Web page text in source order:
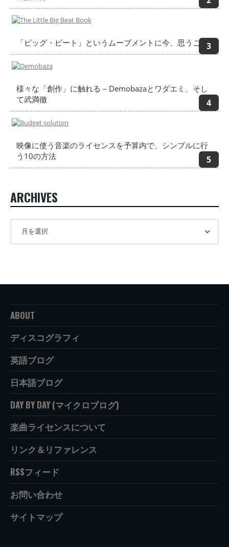
「ビッグ・ビート」というムーブメントに今、思うこと
様々な「創作」に触れる – Demobazaとワダエミ、そし
て武満徹
映像に使う音楽のライセンスを予算内で、シンプルに行
う10の方法
ARCHIVES
ABOUT
ディスコグラフィ
英語ブログ
日本語ブログ
DAY BY DAY (マイクロブログ)
楽曲ライセンスについて
リンク＆リファレンス
RSSフィード
お問い合わせ
サイトマップ